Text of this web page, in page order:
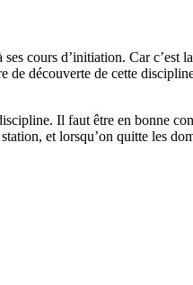
cours d’initiation. Car c’est
de découverte de cette
Il faut être en bonne
et lorsqu’on quitte les